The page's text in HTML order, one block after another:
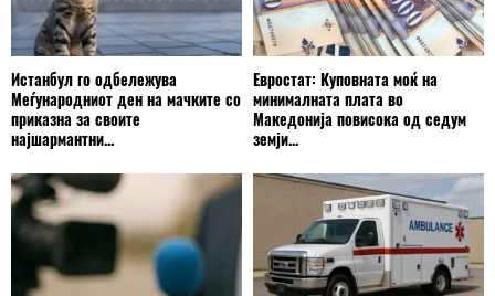
Истанбул го одбележува
Меѓународниот ден на мачките со
приказна за своите
најшармантни...
Евростат: Куповната моќ на
минималната плата во
Македонија повисока од седум
земји...